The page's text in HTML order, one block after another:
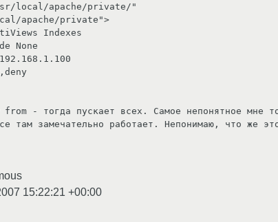
local/apache/private/"
apache/private">
from - тогда пускает всех. Самое непонятное мне
там замечательно работает. Непонимаю, что же
15:22:21 +00:00